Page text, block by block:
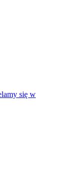
się w